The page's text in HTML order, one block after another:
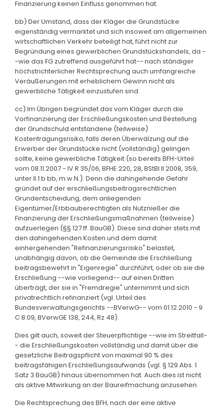
Finanzierung keinen Einfluss genommen hat.
bb) Der Umstand, dass der Kläger die Grundstücke
eigenständig vermarktet und sich insoweit am allgemeinen
wirtschaftlichen Verkehr beteiligt hat, führt nicht zur
Begründung eines gewerblichen Grundstückshandels, da -
-wie das FG zutreffend ausgeführt hat-- nach ständiger
höchstrichterlicher Rechtsprechung auch umfangreiche
Veräußerungen mit erheblichem Gewinn nicht als
gewerbliche Tätigkeit einzustufen sind.
cc) Im Übrigen begründet das vom Kläger durch die
Vorfinanzierung der Erschließungskosten und Bestellung
der Grundschuld entstandene (teilweise)
Kostentragungsrisiko, falls deren Überwälzung auf die
Erwerber der Grundstücke nicht (vollständig) gelingen
sollte, keine gewerbliche Tätigkeit (so bereits BFH-Urteil
vom 08.11.2007 - IV R 35/06, BFHE 220, 28, BStBl II 2008, 359,
unter II.1.b bb, m.w.N.). Denn die dahingehende Gefahr
gründet auf der erschließungsbeitragsrechtlichen
Grundentscheidung, dem anliegenden
Eigentümer/Erbbauberechtigten als Nutznießer die
Finanzierung der Erschließungsmaßnahmen (teilweise)
aufzuerlegen (§§ 127 ff. BauGB). Diese sind daher stets mit
den dahingehenden Kosten und dem damit
einhergehenden "Refinanzierungsrisiko" belastet,
unabhängig davon, ob die Gemeinde die Erschließung
beitragsbewehrt in "Eigenregie" durchführt, oder ob sie die
Erschließung --wie vorliegend-- auf einen Dritten
überträgt, der sie in "Fremdregie" unternimmt und sich
privatrechtlich refinanziert (vgl. Urteil des
Bundesverwaltungsgerichts --BVerwG-- vom 01.12.2010 - 9
C 8.09, BVerwGE 138, 244, Rz 48).
Dies gilt auch, soweit der Steuerpflichtige --wie im Streitfall-
- die Erschließungskosten vollständig und damit über die
gesetzliche Beitragspflicht von maximal 90 % des
beitragsfähigen Erschließungsaufwands (vgl. § 129 Abs. 1
Satz 3 BauGB) hinaus übernommen hat. Auch dies ist nicht
als aktive Mitwirkung an der Baureifmachung anzusehen.
Die Rechtsprechung des BFH, nach der eine aktive